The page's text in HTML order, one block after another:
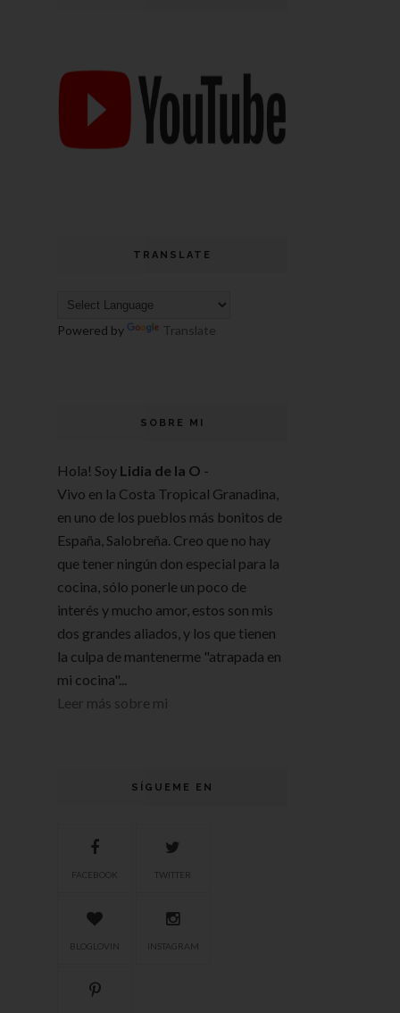
TRANSLATE
Powered by Translate
SOBRE MI
Hola! Soy Lidia de la O -
Vivo en la Costa Tropical Granadina,
en uno de los pueblos más bonitos de
España, Salobreña. Creo que no hay
que tener ningún don especial para la
cocina, sólo ponerle un poco de
interés y mucho amor, estos son mis
dos grandes aliados, y los que tienen
la culpa de mantenerme "atrapada en
mi cocina"...
Leer más sobre mi
SÍGUEME EN
FACEBOOK TWITTER
BLOGLOVIN INSTAGRAM